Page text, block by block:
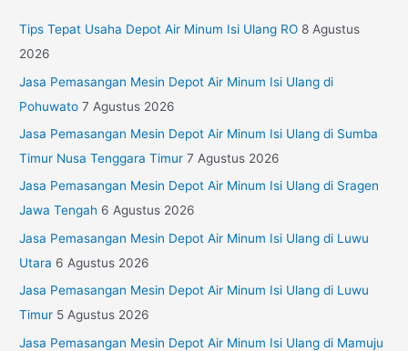
Tips Tepat Usaha Depot Air Minum Isi Ulang RO 8 Agustus
2026
Jasa Pemasangan Mesin Depot Air Minum Isi Ulang di
Pohuwato 7 Agustus 2026
Jasa Pemasangan Mesin Depot Air Minum Isi Ulang di Sumba
Timur Nusa Tenggara Timur 7 Agustus 2026
Jasa Pemasangan Mesin Depot Air Minum Isi Ulang di Sragen
Jawa Tengah 6 Agustus 2026
Jasa Pemasangan Mesin Depot Air Minum Isi Ulang di Luwu
Utara 6 Agustus 2026
Jasa Pemasangan Mesin Depot Air Minum Isi Ulang di Luwu
Timur 5 Agustus 2026
Jasa Pemasangan Mesin Depot Air Minum Isi Ulang di Mamuju